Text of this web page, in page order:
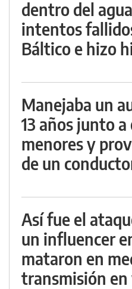
dentro del
intentos
Báltico e hizo
Manejaba un
13 años junto
menores y
de un
Así fue el
un influencer
mataron en
transmisión